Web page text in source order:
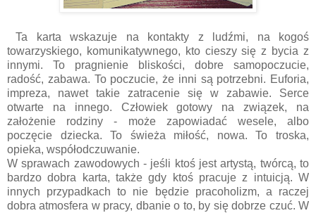
Ta karta wskazuje na kontakty z ludźmi, na kogoś
towarzyskiego, komunikatywnego, kto cieszy się z bycia z
innymi. To pragnienie bliskości, dobre samopoczucie,
radość, zabawa. To poczucie, że inni są potrzebni. Euforia,
impreza, nawet takie zatracenie się w zabawie. Serce
otwarte na innego. Człowiek gotowy na związek, na
założenie rodziny - może zapowiadać wesele, albo
poczęcie dziecka. To świeża miłość, nowa. To troska,
opieka, współodczuwanie.
W sprawach zawodowych - jeśli ktoś jest artystą, twórcą, to
bardzo dobra karta, także gdy ktoś pracuje z intuicją. W
innych przypadkach to nie będzie pracoholizm, a raczej
dobra atmosfera w pracy, dbanie o to, by się dobrze czuć. W